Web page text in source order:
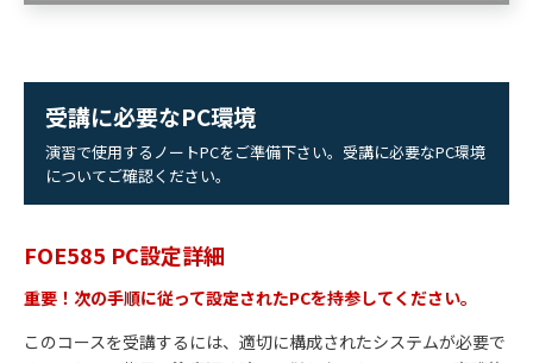
受講に必要なPC環境
演習で使用するノートPCをご準備下さい。受講に必要なPC環境
についてご確認ください。
FOE585 PC設定詳細
重要！次の手順に従って設定されたPCを持参してください。
このコースを受講するには、適切に構成されたシステムが必要で